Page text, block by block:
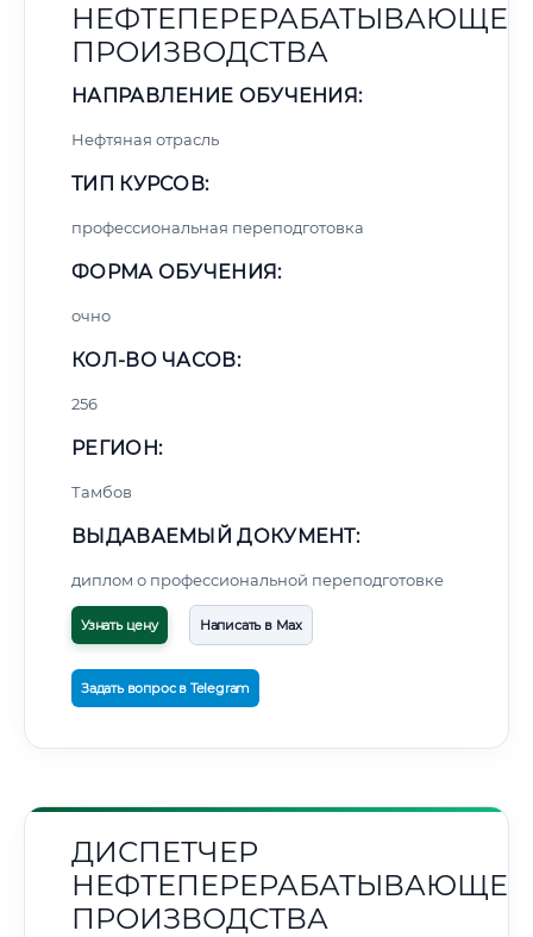
ПРОИЗВОДСТВА
НАПРАВЛЕНИЕ ОБУЧЕНИЯ:
Нефтяная отрасль
ТИП КУРСОВ:
профессиональная переподготовка
ФОРМА ОБУЧЕНИЯ:
очно
КОЛ-ВО ЧАСОВ:
256
РЕГИОН:
Тамбов
ВЫДАВАЕМЫЙ ДОКУМЕНТ:
диплом о профессиональной переподготовке
Узнать цену Написать в Max
Задать вопрос в Telegram
ДИСПЕТЧЕР
ПРОИЗВОДСТВА